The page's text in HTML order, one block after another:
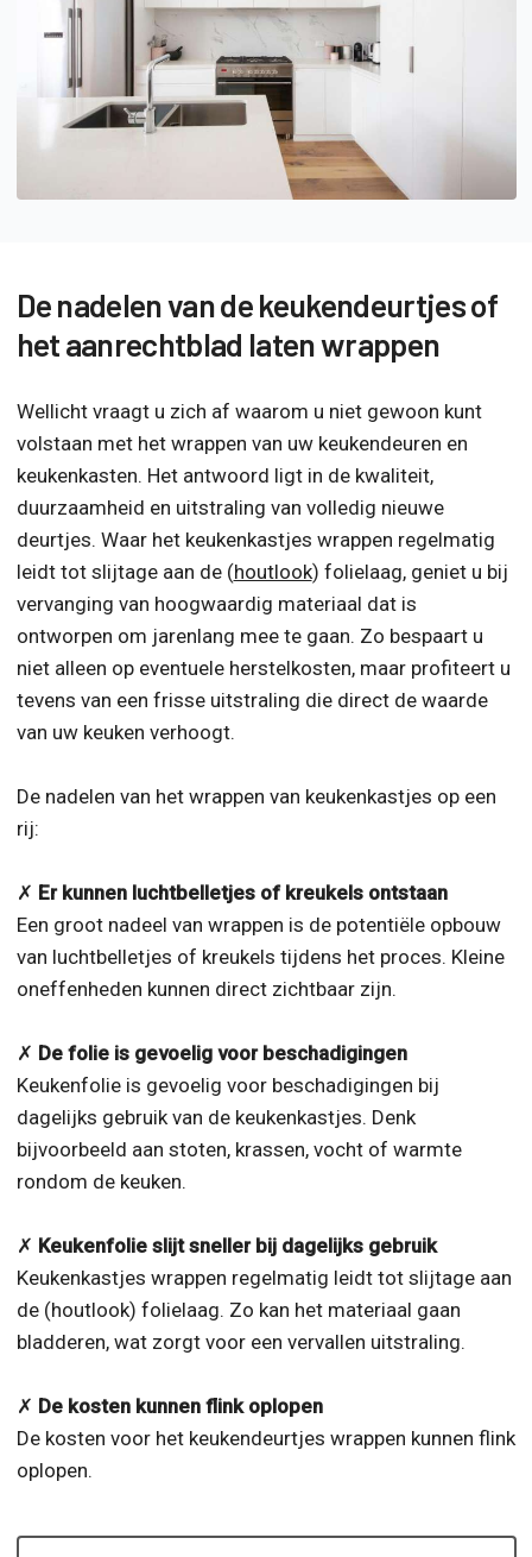
De nadelen van de keukendeurtjes of
het aanrechtblad laten wrappen
Wellicht vraagt u zich af waarom u niet gewoon kunt
volstaan met het wrappen van uw keukendeuren en
keukenkasten. Het antwoord ligt in de kwaliteit,
duurzaamheid en uitstraling van volledig nieuwe
deurtjes. Waar het keukenkastjes wrappen regelmatig
leidt tot slijtage aan de (houtlook) folielaag, geniet u bij
vervanging van hoogwaardig materiaal dat is
ontworpen om jarenlang mee te gaan. Zo bespaart u
niet alleen op eventuele herstelkosten, maar profiteert u
tevens van een frisse uitstraling die direct de waarde
van uw keuken verhoogt.
De nadelen van het wrappen van keukenkastjes op een
rij:
✗ Er kunnen luchtbelletjes of kreukels ontstaan
Een groot nadeel van wrappen is de potentiële opbouw
van luchtbelletjes of kreukels tijdens het proces. Kleine
oneffenheden kunnen direct zichtbaar zijn.
✗ De folie is gevoelig voor beschadigingen
Keukenfolie is gevoelig voor beschadigingen bij
dagelijks gebruik van de keukenkastjes. Denk
bijvoorbeeld aan stoten, krassen, vocht of warmte
rondom de keuken.
✗ Keukenfolie slijt sneller bij dagelijks gebruik
Keukenkastjes wrappen regelmatig leidt tot slijtage aan
de (houtlook) folielaag. Zo kan het materiaal gaan
bladderen, wat zorgt voor een vervallen uitstraling.
✗ De kosten kunnen flink oplopen
De kosten voor het keukendeurtjes wrappen kunnen flink
oplopen.